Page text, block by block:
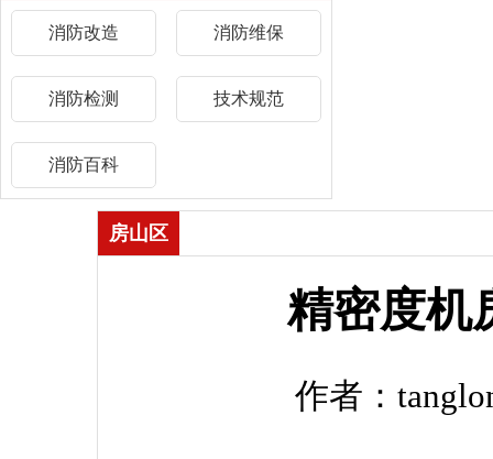
消防改造 消防维保
消防检测 技术规范
消防百科
房山区
精密度机
作者：